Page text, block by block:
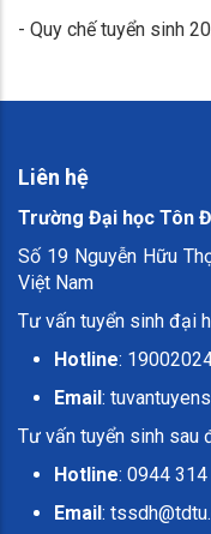
- Quy chế tuyển sinh
Liên hệ
Trường Đại học Tôn
Số 19 Nguyễn Hữu
Việt Nam
Tư vấn tuyển sinh đại
Hotline:
Email:
Tư vấn tuyển sinh sau
Hotline: 0944
Email: